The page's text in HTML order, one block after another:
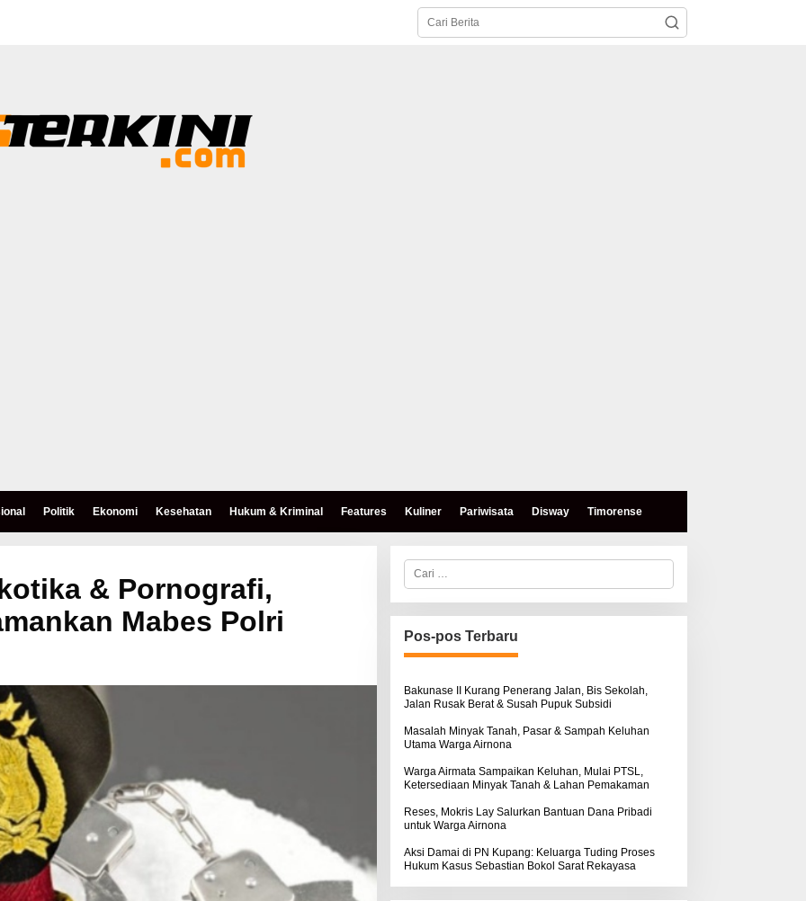
Politik Ekonomi Kesehatan Hukum & Kriminal Features Kuliner Pariwisata Disway Timorense
& Pornografi,
Mabes Polri
C
r
i
u
n
u
:
Pos-pos Terbaru
Bakunase II Kurang Penerang Jalan, Bis Sekolah,
Jalan Rusak Berat & Susah Pupuk Subsidi
Masalah Minyak Tanah, Pasar & Sampah Keluhan
Utama Warga Airnona
Warga Airmata Sampaikan Keluhan, Mulai PTSL,
Ketersediaan Minyak Tanah & Lahan Pemakaman
Reses, Mokris Lay Salurkan Bantuan Dana Pribadi
untuk Warga Airnona
Aksi Damai di PN Kupang: Keluarga Tuding Proses
Hukum Kasus Sebastian Bokol Sarat Rekayasa